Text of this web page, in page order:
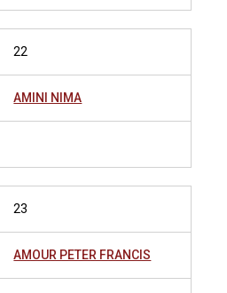
22
AMINI NIMA
23
AMOUR PETER FRANCIS